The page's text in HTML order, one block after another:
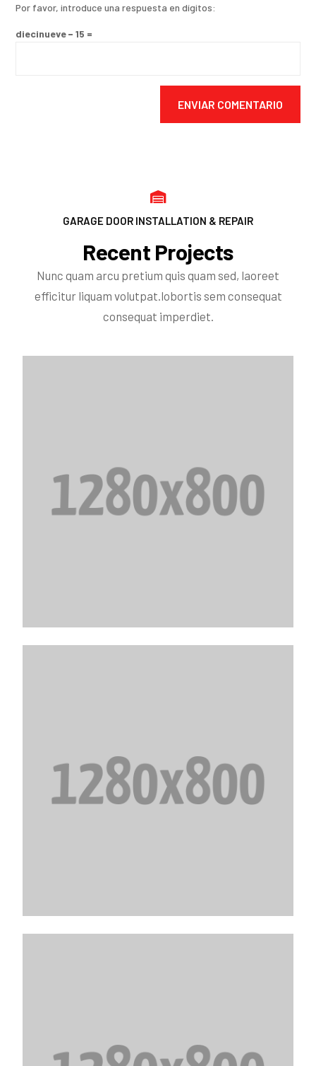
Por favor, introduce una respuesta en dígitos:
diecinueve − 15 =
ENVIAR COMENTARIO

GARAGE DOOR INSTALLATION & REPAIR
Recent Projects
Nunc quam arcu pretium quis quam sed, laoreet
efficitur liquam volutpat.lobortis sem consequat
consequat imperdiet.